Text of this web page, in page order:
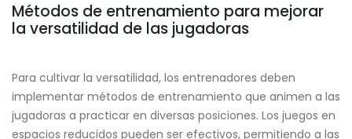
Métodos de entrenamiento para mejorar
la versatilidad de las jugadoras
Para cultivar la versatilidad, los entrenadores deben
implementar métodos de entrenamiento que animen a las
jugadoras a practicar en diversas posiciones. Los juegos en
espacios reducidos pueden ser efectivos, permitiendo a las